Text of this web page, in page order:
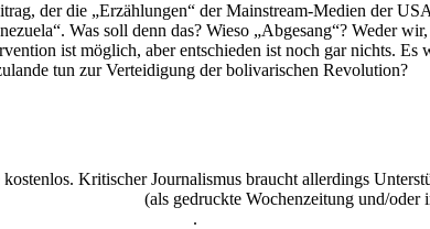
der die „Erzählungen“ der Mainstream-Medien der
Was soll denn das? Wieso „Abgesang“? Weder
ist möglich, aber entschieden ist noch gar nichts.
tun zur Verteidigung der bolivarischen Revolution?
Kritischer Journalismus braucht allerdings
(als gedruckte Wochenzeitung und/
.